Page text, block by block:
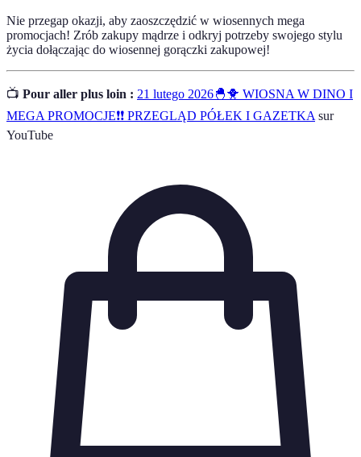
Nie przegap okazji, aby zaoszczędzić w wiosennych mega
promocjach! Zrób zakupy mądrze i odkryj potrzeby swojego stylu
życia dołączając do wiosennej gorączki zakupowej!
📺 Pour aller plus loin : 21 lutego 2026🐣🐥 WIOSNA W DINO I
MEGA PROMOCJE❗❗ PRZEGLĄD PÓŁEK I GAZETKA sur
YouTube